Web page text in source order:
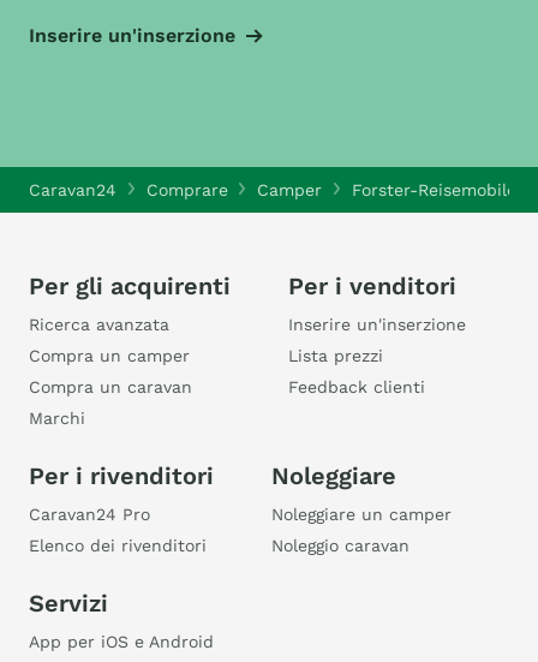
Inserire un'inserzione
Caravan24 Comprare Camper Forster-Reisemobile
Per gli acquirenti
Ricerca avanzata
Compra un camper
Compra un caravan
Marchi
Per i venditori
Inserire un'inserzione
Lista prezzi
Feedback clienti
Per i rivenditori
Caravan24 Pro
Elenco dei rivenditori
Noleggiare
Noleggiare un camper
Noleggio caravan
Servizi
App per iOS e Android